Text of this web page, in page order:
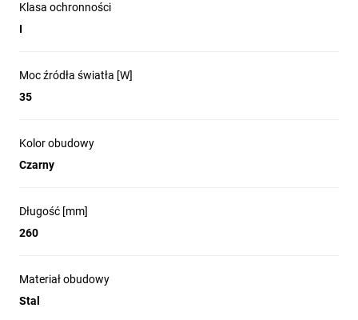
Przesłona: -
Liczba gniazd: 2
Klasa ochronności
I
Moc źródła światła [W]
35
Kolor obudowy
Czarny
Długość [mm]
260
Materiał obudowy
Stal